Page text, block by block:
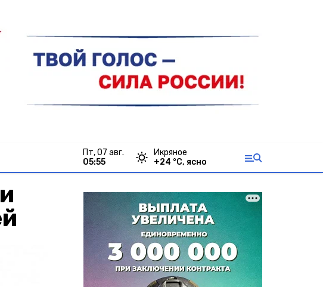
пт, 07 авг.
05:56
Икряное
+24 °С, ясно